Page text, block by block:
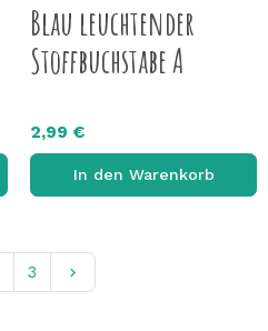
Blau leuchtender
Stoffbuchstabe A
2,99 €
In den Warenkorb
3 keyboard_arrow_right